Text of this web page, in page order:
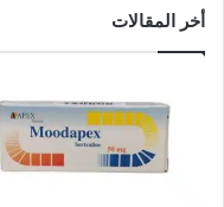
أخر المقالات